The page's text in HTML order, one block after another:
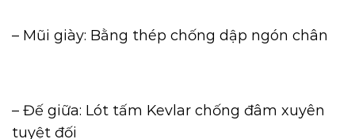
– Mũi giày: Bằng thép chống dập ngón chân
– Đế giữa: Lót tấm Kevlar chống đâm xuyên
tuyệt đối